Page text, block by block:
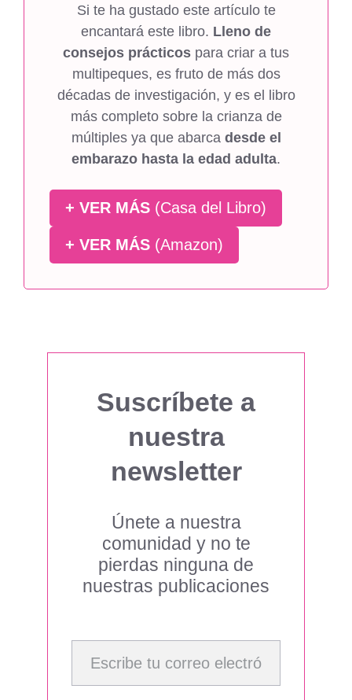
Si te ha gustado este artículo te
encantará este libro. Lleno de
consejos prácticos para criar a tus
multipeques, es fruto de más dos
décadas de investigación, y es el libro
más completo sobre la crianza de
múltiples ya que abarca desde el
embarazo hasta la edad adulta.
+ VER MÁS (Casa del Libro)
+ VER MÁS (Amazon)
Suscríbete a
nuestra
newsletter
Únete a nuestra
comunidad y no te
pierdas ninguna de
nuestras publicaciones
Escribe tu correo electrónico…